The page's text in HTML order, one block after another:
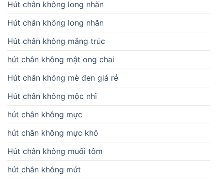
Hút chân không long nhãn
Hút chân không long nhãn
Hút chân không măng trúc
hút chân không mật ong chai
Hút chân không mè đen giá rẻ
Hút chân không mộc nhĩ
hút chân không mực
hút chân không mực khô
Hút chân không muối tôm
hút chân không mứt